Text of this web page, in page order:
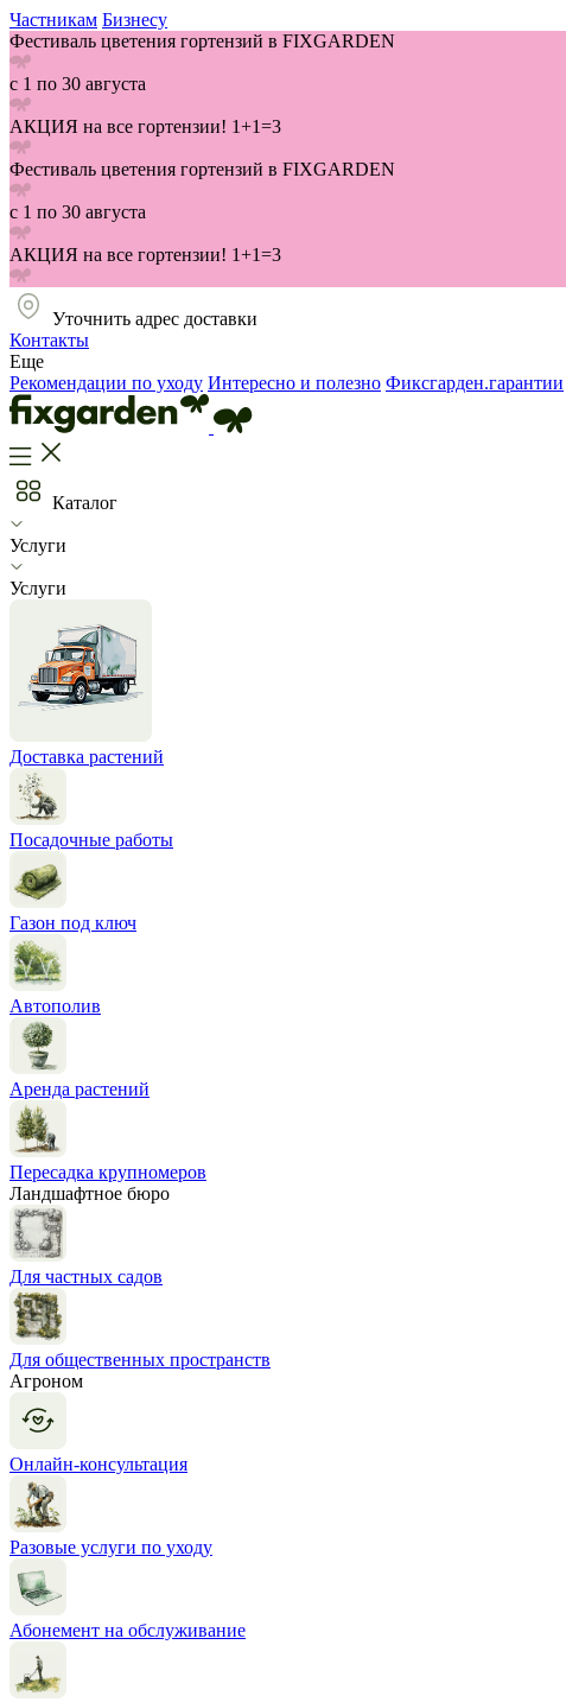
Частникам Бизнесу
Фестиваль цветения гортензий в FIXGARDEN
с 1 по 30 августа
АКЦИЯ на все гортензии! 1+1=3
Фестиваль цветения гортензий в FIXGARDEN
с 1 по 30 августа
АКЦИЯ на все гортензии! 1+1=3
Уточнить адрес доставки
Контакты
Еще
Рекомендации по уходу Интересно и полезно Фиксгарден.гарантии
Каталог
Услуги
Услуги
Доставка растений
Посадочные работы
Газон под ключ
Автополив
Аренда растений
Пересадка крупномеров
Ландшафтное бюро
Для частных садов
Для общественных пространств
Агроном
Онлайн-консультация
Разовые услуги по уходу
Абонемент на обслуживание